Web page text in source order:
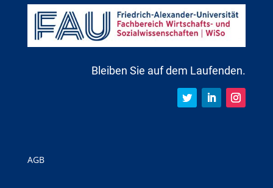
Bleiben Sie auf dem Laufenden.
AGB